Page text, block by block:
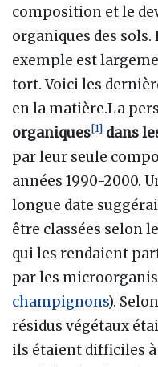
composition et le
organiques des
exemple est
tort. Voici les
en la matière.La
organiques[1] dans
par leur seule
années 1990-2000.
longue date
être classées selon
qui les rendaient
par les
champignons).
résidus végétaux
ils étaient difficiles